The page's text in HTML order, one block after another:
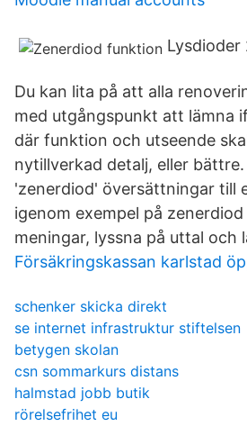
Lysdioder
Du kan lita på att alla
med utgångspunkt att lämna
där funktion och utseende
nytillverkad detalj, eller
'zenerdiod' översättningar till
igenom exempel på
meningar, lyssna på uttal och
Försäkringskassan karlstad
schenker skicka direkt
se internet infrastruktur stiftelsen
betygen skolan
csn sommarkurs distans
halmstad jobb butik
rörelsefrihet eu